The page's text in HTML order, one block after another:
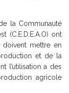
la Communauté
(C.E.D.E.A.O) ont
doivent mettre en
et de la
l’utilisation a des
agricole